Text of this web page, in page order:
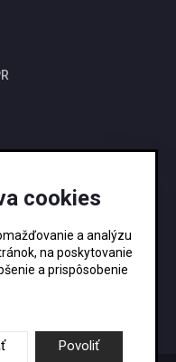
odkvapového
cookies
a analýzu
na poskytovanie
a prispôsobenie
Povoliť